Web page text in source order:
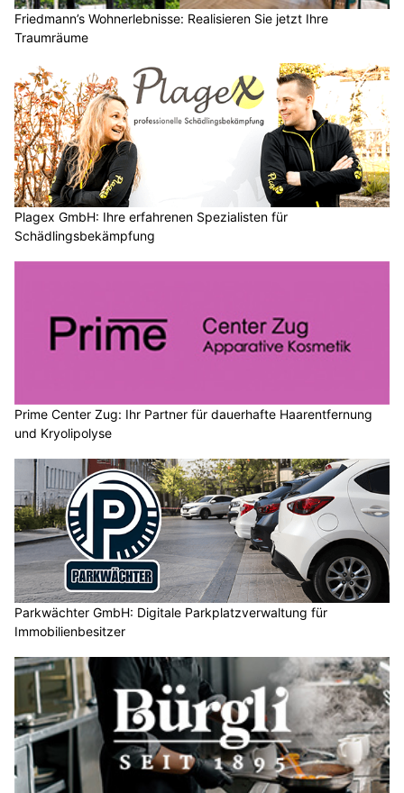
Friedmann’s Wohnerlebnisse: Realisieren Sie jetzt Ihre
Traumräume
Plagex GmbH: Ihre erfahrenen Spezialisten für
Schädlingsbekämpfung
Prime Center Zug: Ihr Partner für dauerhafte Haarentfernung
und Kryolipolyse
Parkwächter GmbH: Digitale Parkplatzverwaltung für
Immobilienbesitzer